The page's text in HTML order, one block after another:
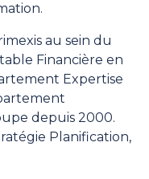
au sein du
Financière en
Expertise
depuis 2000.
Planification,